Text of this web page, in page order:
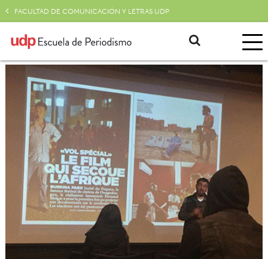
FACULTAD DE COMUNICACIÓN Y LETRAS UDP